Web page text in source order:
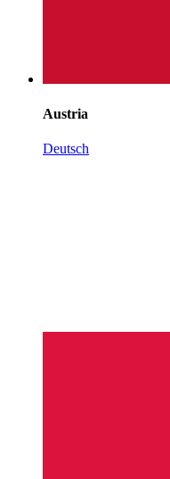
Austria
Deutsch